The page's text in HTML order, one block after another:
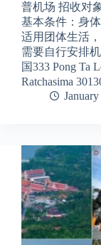
普机场 招收对
基本条件：身
适用团体生活
需要自行安排
国333 Pong Ta
Ratchasima